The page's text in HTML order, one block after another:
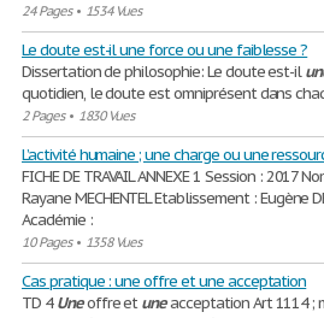
24 Pages• 1534 Vues
Le doute est-il une force ou une faiblesse ?
Dissertation de philosophie: Le doute est-il
quotidien, le doute est omniprésent dans
2 Pages• 1830 Vues
L’activité humaine ; une charge ou une
FICHE DE TRAVAIL ANNEXE 1 Session : 2017
Rayane MECHENTEL Etablissement : Eugène
Académie :
10 Pages• 1358 Vues
Cas pratique : une offre et une acceptation
TD 4Uneoffre etuneacceptation Art 1114 ;